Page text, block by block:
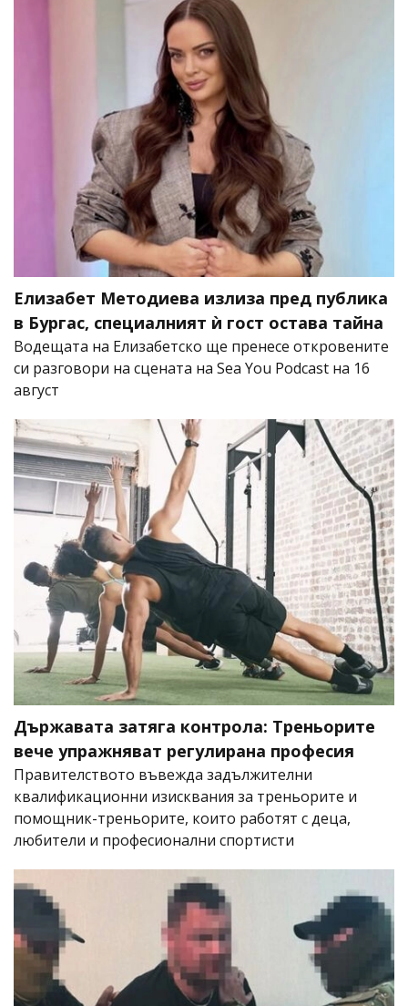
Елизабет Методиева излиза пред публика
в Бургас, специалният ѝ гост остава тайна
Водещата на Елизабетско ще пренесе откровените
си разговори на сцената на Sea You Podcast на 16
август
Държавата затяга контрола: Треньорите
вече упражняват регулирана професия
Правителството въвежда задължителни
квалификационни изисквания за треньорите и
помощник-треньорите, които работят с деца,
любители и професионални спортисти